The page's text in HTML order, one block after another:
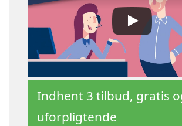
Indhent 3 tilbud, gratis
uforpligtende